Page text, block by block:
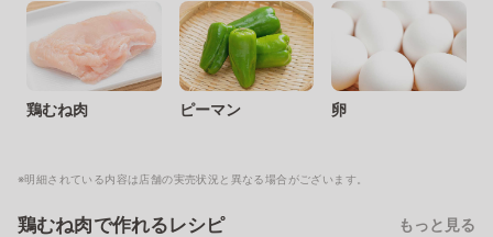
鶏むね肉 ピーマン 卵
※明細されている内容は店舗の実売状況と異なる場合がございます。
鶏むね肉で作れるレシピ もっと見る